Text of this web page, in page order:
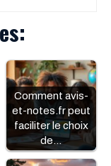
Comment avis-
et-notes.fr peut
faciliter le choix
de…